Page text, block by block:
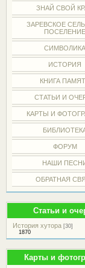
ЗНАЙ СВОЙ
ЗАРЕВСКОЕ
ПОСЕЛЕНИЕ
СИМВОЛИКА
ИСТОРИЯ
КНИГА
СТАТЬИ И
КАРТЫ И
ФОРУМ
НАШИ
ОБРАТНАЯ
Статьи и
История хутора [30]
1870
Карты и